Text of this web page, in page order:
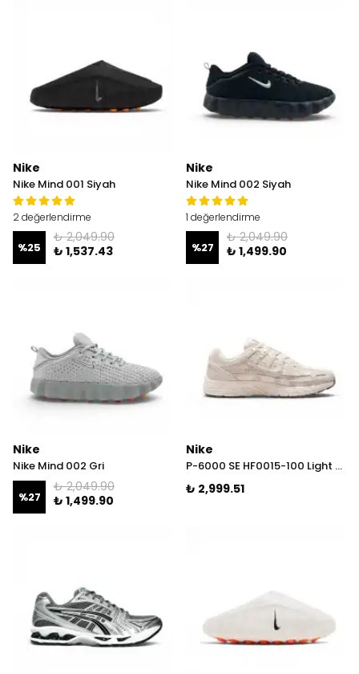
Nike
Nike Mind 001 Siyah
2 değerlendirme
%25
₺ 2,049.90
₺ 1,537.43
Nike
Nike Mind 002 Siyah
1 değerlendirme
%27
₺ 2,049.90
₺ 1,499.90
Nike
Nike Mind 002 Gri
%27
₺ 2,049.90
₺ 1,499.90
Nike
P-6000 SE HF0015-100 Light All-Wood
₺ 2,999.51